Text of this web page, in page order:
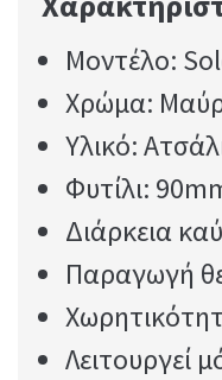
Μοντέλο:
Χρώμα:
Υλικό:
Φυτίλι:
Διάρκεια
Παραγωγή
Λειτουργεί